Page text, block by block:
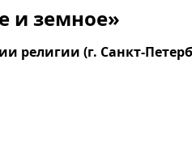
и земное»
религии (г. Санкт-